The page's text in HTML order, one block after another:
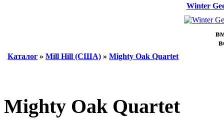
Winter
Каталог » Mill Hill (США) » Mighty Oak Quartet
Mighty Oak Quartet